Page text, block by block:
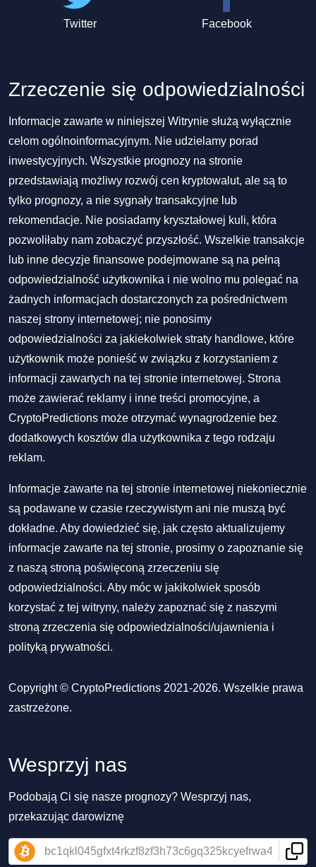
Twitter Facebook
Zrzeczenie się odpowiedzialności
Informacje zawarte w niniejszej Witrynie służą wyłącznie
celom ogólnoinformacyjnym. Nie udzielamy porad
inwestycyjnych. Wszystkie prognozy na stronie
przedstawiają możliwy rozwój cen kryptowalut, ale są to
tylko prognozy, a nie sygnały transakcyjne lub
rekomendacje. Nie posiadamy kryształowej kuli, która
pozwoliłaby nam zobaczyć przyszłość. Wszelkie transakcje
lub inne decyzje finansowe podejmowane są na pełną
odpowiedzialność użytkownika i nie wolno mu polegać na
żadnych informacjach dostarczonych za pośrednictwem
naszej strony internetowej; nie ponosimy
odpowiedzialności za jakiekolwiek straty handlowe, które
użytkownik może ponieść w związku z korzystaniem z
informacji zawartych na tej stronie internetowej. Strona
może zawierać reklamy i inne treści promocyjne, a
CryptoPredictions może otrzymać wynagrodzenie bez
dodatkowych kosztów dla użytkownika z tego rodzaju
reklam.
Informacje zawarte na tej stronie internetowej niekoniecznie
są podawane w czasie rzeczywistym ani nie muszą być
dokładne. Aby dowiedzieć się, jak często aktualizujemy
informacje zawarte na tej stronie, prosimy o zapoznanie się
z naszą stroną poświęconą zrzeczeniu się
odpowiedzialności. Aby móc w jakikolwiek sposób
korzystać z tej witryny, należy zapoznać się z naszymi
stroną zrzeczenia się odpowiedzialności/ujawnienia i
polityką prywatności.
Copyright © CryptoPredictions 2021-2026. Wszelkie prawa
zastrzeżone.
Wesprzyj nas
Podobają Ci się nasze prognozy? Wesprzyj nas,
przekazując darowiznę